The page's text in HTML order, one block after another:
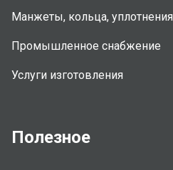
Манжеты, кольца, уплотнения
Промышленное снабжение
Услуги изготовления
Полезное